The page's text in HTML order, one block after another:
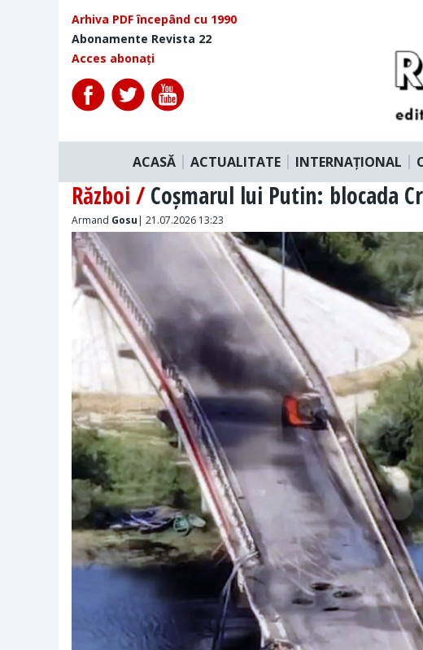
Arhiva PDF începând cu 1990
Abonamente Revista 22
Acces abonați
ACASĂ ACTUALITATE INTERNAȚIONAL
Război / Coșmarul lui Putin: blocada
Armand Gosu | 21.07.2026 13:23